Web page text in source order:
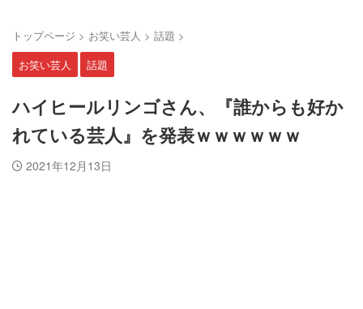
トップページ > お笑い芸人 > 話題 >
お笑い芸人
話題
ハイヒールリンゴさん、『誰からも好か
れている芸人』を発表ｗｗｗｗｗｗ
2021年12月13日